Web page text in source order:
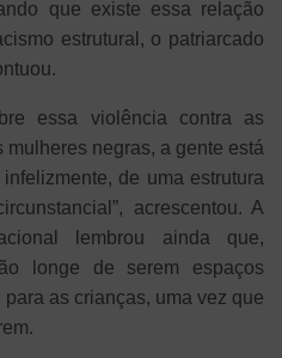
que existe essa relação
estrutural, o patriarcado
essa violência contra as
negras, a gente está
de uma estrutura
acrescentou. A
lembrou ainda que,
longe de serem espaços
as crianças, uma vez que